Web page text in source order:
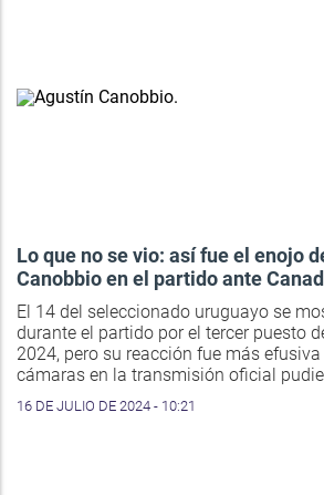
Lo que no se vio: así fue el enojo
Canobbio en el partido ante
El 14 del seleccionado uruguayo se
durante el partido por el tercer puesto
2024, pero su reacción fue más
cámaras en la transmisión oficial
16 DE JULIO DE 2024 - 10:21